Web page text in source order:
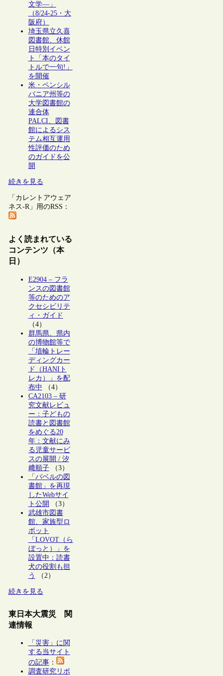
文学―」
（8/24-25・大
阪府）
埼玉県立久喜
図書館、休館
日特別イベン
ト「本のタイ
トルで一句!」
を開催
米・ペンシル
バニア州等の
大学図書館の
連合体
PALCI、図書
館によるシス
テム相互運用
性評価のため
のガイドを公
開
続きを見る
「カレントアウェア
ネス-R」用のRSS：
よく読まれている
コンテンツ（本
日）
E2904 – フラ
ンスの図書館
等のためのア
クセシビリテ
ィ・ガイド
（4）
群馬県、県内
の博物館等で
「埴輪トレー
ディングカー
ド（HANIト
レカ）」を配
布中 （4）
CA2103 – 研
究文献レビュ
ー：子どもの
読書と図書館
をめぐる20
年：文献にみ
る児童サービ
スの展開 / 汐
﨑順子（3）
「バベルの図
書館」を再現
したWebサイ
ト公開
（3）
武雄市図書
館、家族型ロ
ボット
「LOVOT（ら
ぼっと）」を
設置中：読書
犬の役割も担
う
（2）
続きを見る
東日本大震災 関
連情報
「災害」に関
する当サイト
の記事：
調査研究リポ